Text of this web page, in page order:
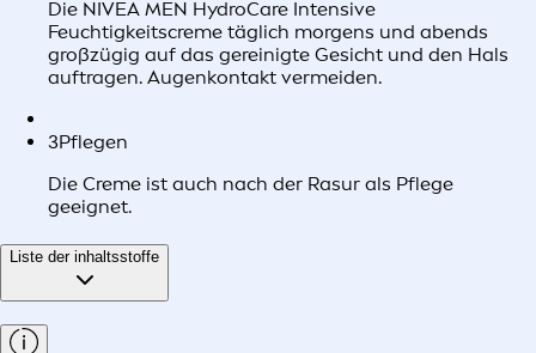
Die NIVEA MEN HydroCare Intensive
Feuchtigkeitscreme täglich morgens und abends
großzügig auf das gereinigte Gesicht und den Hals
auftragen. Augenkontakt vermeiden.
3Pflegen
Die Creme ist auch nach der Rasur als Pflege
geeignet.
Liste der inhaltsstoffe